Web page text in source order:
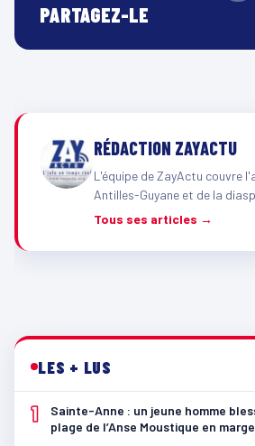
PARTAGEZ-LE
RÉDACTION ZAYACTU
L'équipe de ZayActu couvre
Antilles-Guyane et de la
Tous ses articles →
LES + LUS
1
Sainte-Anne : un jeune homme
plage de l’Anse Moustique en